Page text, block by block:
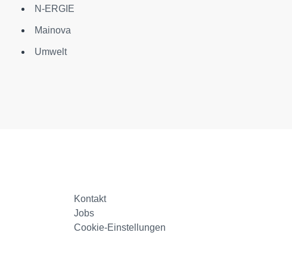
N-ERGIE
Mainova
Umwelt
Kontakt
Jobs
Cookie-Einstellungen